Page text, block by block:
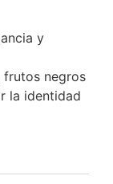
y
frutos negros
la identidad